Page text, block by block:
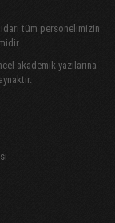
tüm personelimizin
akademik yazılarına